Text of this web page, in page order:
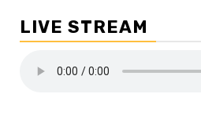
LIVE STREAM